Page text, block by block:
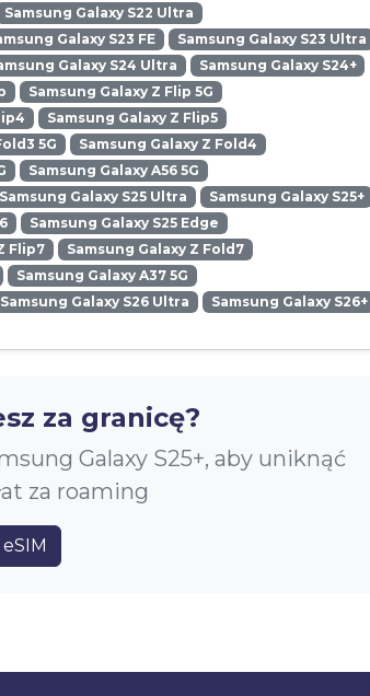
Samsung Galaxy S22 Ultra
Galaxy S23 FE
Samsung Galaxy S23 Ultra
Galaxy S24 Ultra
Samsung Galaxy S24+
Samsung Galaxy Z Flip 5G
Samsung Galaxy Z Flip5
5G
Samsung Galaxy Z Fold4
Samsung Galaxy A56 5G
Samsung Galaxy S25 Ultra
Samsung Galaxy S25+
Samsung Galaxy S25 Edge
Flip7
Samsung Galaxy Z Fold7
Samsung Galaxy A37 5G
Samsung Galaxy S26 Ultra Samsung Galaxy S26+
za granicę?
Galaxy S25+, aby uniknąć
za roaming